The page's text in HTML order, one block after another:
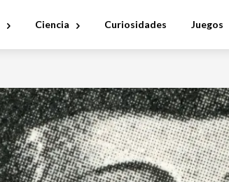
Ciencia Curiosidades Juegos